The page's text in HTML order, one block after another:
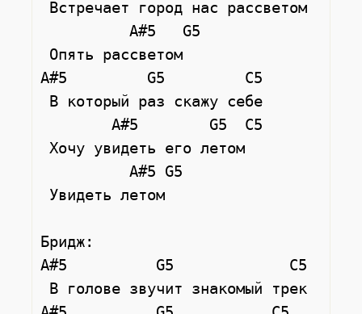
          A#5   G5
A#5         G5         C5
        A#5        G5  C5
Хочу увидеть его летом
          A#5 G5
Бридж:
A#5          G5             C5